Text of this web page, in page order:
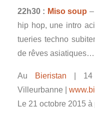
22h30 : Miso soup
hip hop, une intro
tueries techno
de rêves asiatiques…
Au Bieristan
Villeurbanne |
Le 21 octobre 2015